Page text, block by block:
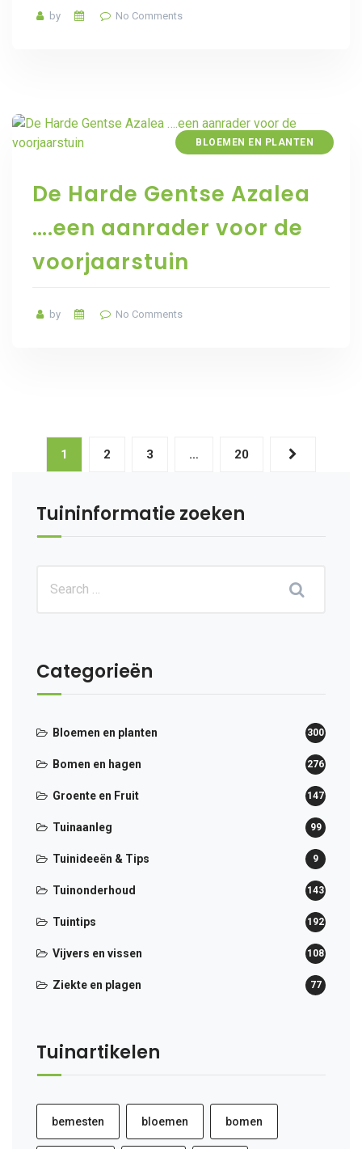
by No Comments
BLOEMEN EN PLANTEN
De Harde Gentse Azalea
….een aanrader voor de
voorjaarstuin
by No Comments
1 2 3 … 20
Tuininformatie zoeken
Categorieën
Bloemen en planten 300
Bomen en hagen 276
Groente en Fruit 147
Tuinaanleg 99
Tuinideeën & Tips 9
Tuinonderhoud 143
Tuintips 192
Vijvers en vissen 108
Ziekte en plagen 77
Tuinartikelen
bemesten bloemen bomen